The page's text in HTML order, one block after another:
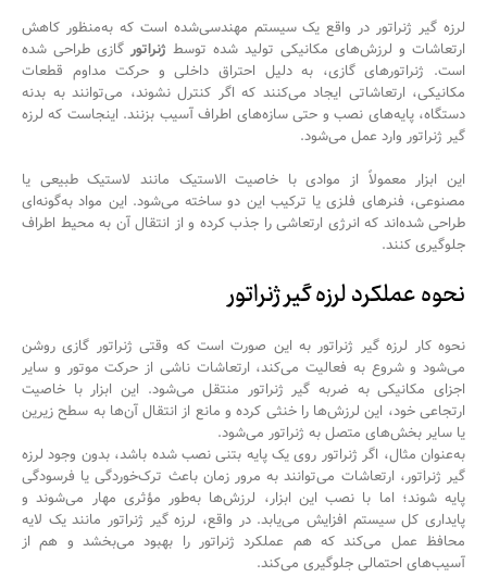
لرزه گیر ژنراتور در واقع یک سیستم مهندسی‌شده است که به‌منظور کاهش
ارتعاشات و لرزش‌های مکانیکی تولید شده توسط ژنراتورگازی طراحی شده
است. ژنراتورهای گازی، به دلیل احتراق داخلی و حرکت مداوم قطعات
مکانیکی، ارتعاشاتی ایجاد می‌کنند که اگر کنترل نشوند، می‌توانند به بدنه
دستگاه، پایه‌های نصب و حتی سازه‌های اطراف آسیب بزنند. اینجاست که لرزه
گیر ژنراتور وارد عمل می‌شود.
این ابزار معمولاً از موادی با خاصیت الاستیک مانند لاستیک طبیعی یا
مصنوعی، فنرهای فلزی یا ترکیب این دو ساخته می‌شود. این مواد به‌گونه‌ای
طراحی شده‌اند که انرژی ارتعاشی را جذب کرده و از انتقال آن به محیط اطراف
جلوگیری کنند.
نحوه عملکرد لرزه گیر ژنراتور
نحوه کار لرزه گیر ژنراتور به این صورت است که وقتی ژنراتور گازی روشن
می‌شود و شروع به فعالیت می‌کند، ارتعاشات ناشی از حرکت موتور و سایر
اجزای مکانیکی به ضربه گیر ژنراتور منتقل می‌شود. این ابزار با خاصیت
ارتجاعی خود، این لرزش‌ها را خنثی کرده و مانع از انتقال آن‌ها به سطح زیرین
یا سایر بخش‌های متصل به ژنراتور می‌شود.
به‌عنوان مثال، اگر ژنراتور روی یک پایه بتنی نصب شده باشد، بدون وجود لرزه
گیر ژنراتور، ارتعاشات می‌توانند به مرور زمان باعث ترک‌خوردگی یا فرسودگی
پایه شوند؛ اما با نصب این ابزار، لرزش‌ها به‌طور مؤثری مهار می‌شوند و
پایداری کل سیستم افزایش می‌یابد. در واقع، لرزه گیر ژنراتور مانند یک لایه
محافظ عمل می‌کند که هم عملکرد ژنراتور را بهبود می‌بخشد و هم از
آسیب‌های احتمالی جلوگیری می‌کند.